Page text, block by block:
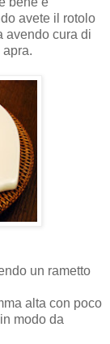
avete il rotolo
avendo cura di
un rametto
alta con poco
modo da